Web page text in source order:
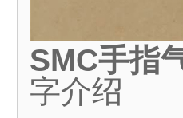
SMC手指
字介绍